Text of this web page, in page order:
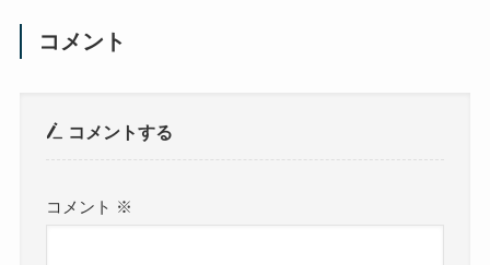
コメント
コメントする
コメント ※